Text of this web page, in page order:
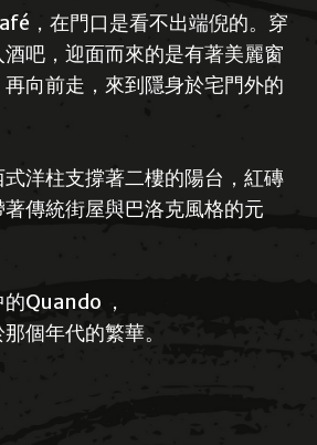
，在門口是看不出端倪的。穿
吧，迎面而來的是有著美麗窗
向前走，來到隱身於宅門外的
洋柱支撐著二樓的陽台，紅磚
傳統街屋與巴洛克風格的元
Quando ，
個年代的繁華。